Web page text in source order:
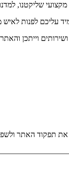
שליקטנו,
עליכם לפנות
וייתכן
תפקוד האתר